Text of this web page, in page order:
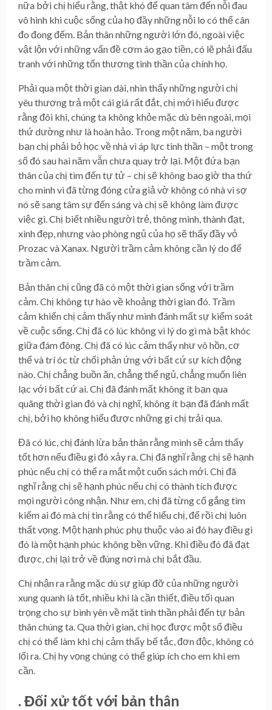
nữa bởi chị hiểu rằng, thật khó để quan tâm đến nỗi đau
vô hình khi cuộc sống của họ đầy những nỗi lo có thể cân
đo đong đếm. Bản thân những người lớn đó, ngoài việc
vật lộn với những vấn đề cơm áo gạo tiền, có lẽ phải đấu
tranh với những tổn thương tinh thần của chính họ.
Phải qua một thời gian dài, nhìn thấy những người chị
yêu thương trả một cái giá rất đắt, chị mới hiểu được
rằng đôi khi, chúng ta không khỏe mặc dù bên ngoài, mọi
thứ dường như là hoàn hảo. Trong một năm, ba người
bạn chị phải bỏ học về nhà vì áp lực tinh thần – một trong
số đó sau hai năm vẫn chưa quay trở lại. Một đứa bạn
thân của chị tìm đến tự tử – chị sẽ không bao giờ tha thứ
cho mình vì đã từng đóng cửa giả vờ không có nhà vì sợ
nó sẽ sang tâm sự đến sáng và chị sẽ không làm được
việc gì. Chị biết nhiều người trẻ, thông minh, thành đạt,
xinh đẹp, nhưng vào phòng ngủ của họ sẽ thấy đầy vỏ
Prozac và Xanax. Người trầm cảm không cần lý do để
trầm cảm.
Bản thân chị cũng đã có một thời gian sống với trầm
cảm. Chị không tự hào về khoảng thời gian đó. Trầm
cảm khiến chị cảm thấy như mình đánh mất sự kiểm soát
về cuộc sống. Chị đã có lúc không vì lý do gì mà bật khóc
giữa đám đông. Chị đã có lúc cảm thấy như vô hồn, cơ
thể và trí óc từ chối phản ứng với bất cứ sự kích động
nào. Chị chẳng buồn ăn, chẳng thể ngủ, chẳng muốn liên
lạc với bất cứ ai. Chị đã đánh mất không ít bạn qua
quãng thời gian đó và chị nghĩ, không ít bạn đã đánh mất
chị, bởi họ không hiểu được những gì chị trải qua.
Đã có lúc, chị đánh lừa bản thân rằng mình sẽ cảm thấy
tốt hơn nếu điều gì đó xảy ra. Chị đã nghĩ rằng chị sẽ hạnh
phúc nếu chị có thể ra mắt một cuốn sách mới. Chị đã
nghĩ rằng chị sẽ hạnh phúc nếu chị có thành tích được
mọi người công nhận. Như em, chị đã từng cố gắng tìm
kiếm ai đó mà chị tin rằng có thể hiểu chị, để rồi chị luôn
thất vọng. Một hạnh phúc phụ thuộc vào ai đó hay điều gì
đó là một hạnh phúc không bền vững. Khi điều đó đã đạt
được, chị lại trở về đúng nơi mà chị bắt đầu.
Chị nhận ra rằng mặc dù sự giúp đỡ của những người
xung quanh là tốt, nhiều khi là cần thiết, điều tối quan
trọng cho sự bình yên về mặt tinh thần phải đến tự bản
thân chúng ta. Qua thời gian, chị học được một số điều
chị có thể làm khi chị cảm thấy bế tắc, đơn độc, không có
lối ra. Chị hy vọng chúng có thể giúp ích cho em khi em
cần.
. Đối xử tốt với bản thân